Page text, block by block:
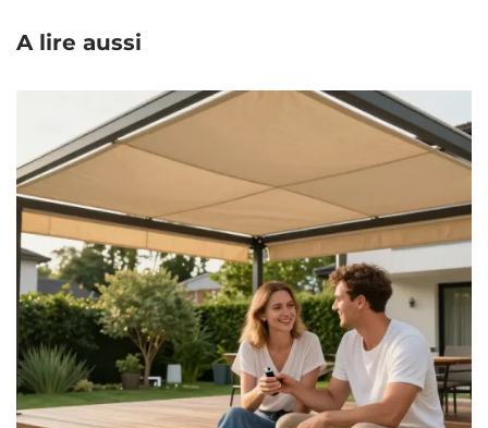
A lire aussi